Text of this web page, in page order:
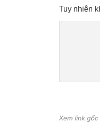
Tuy nhiên
Xem link gốc